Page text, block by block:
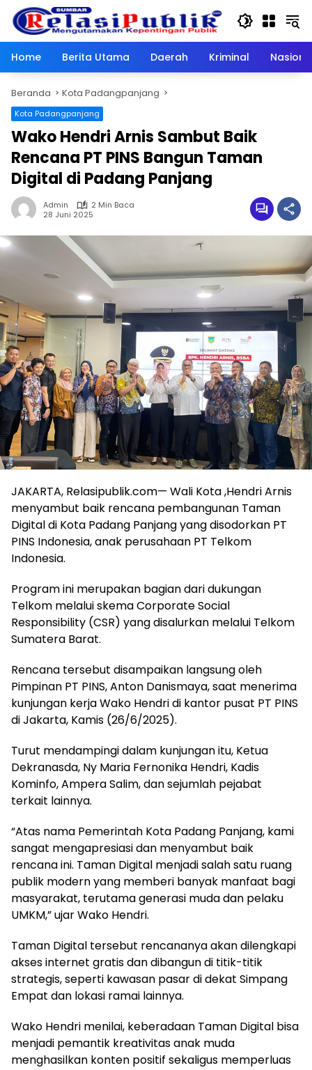
Langsung
konten
Home
Berita Utama Daerah Kriminal
Beranda Kota Padangpanjang
Kota Padangpanjang
Wako Hendri Arnis Sambut Baik
Rencana PT PINS Bangun Taman
Digital di Padang Panjang
Admin
2 Min Baca
28 Juni 2025
JAKARTA, Relasipublik.com— Wali Kota ,Hendri Arnis
menyambut baik rencana pembangunan Taman
Digital di Kota Padang Panjang yang disodorkan PT
PINS Indonesia, anak perusahaan PT Telkom
Indonesia.
Program ini merupakan bagian dari dukungan
Telkom melalui skema Corporate Social
Responsibility (CSR) yang disalurkan melalui Telkom
Sumatera Barat.
Rencana tersebut disampaikan langsung oleh
Pimpinan PT PINS, Anton Danismaya, saat menerima
kunjungan kerja Wako Hendri di kantor pusat PT PINS
di Jakarta, Kamis (26/6/2025).
Turut mendampingi dalam kunjungan itu, Ketua
Dekranasda, Ny Maria Fernonika Hendri, Kadis
Kominfo, Ampera Salim, dan sejumlah pejabat
terkait lainnya.
“Atas nama Pemerintah Kota Padang Panjang, kami
sangat mengapresiasi dan menyambut baik
rencana ini. Taman Digital menjadi salah satu ruang
publik modern yang memberi banyak manfaat bagi
masyarakat, terutama generasi muda dan pelaku
UMKM,” ujar Wako Hendri.
Taman Digital tersebut rencananya akan dilengkapi
akses internet gratis dan dibangun di titik-titik
strategis, seperti kawasan pasar di dekat Simpang
Empat dan lokasi ramai lainnya.
Wako Hendri menilai, keberadaan Taman Digital bisa
menjadi pemantik kreativitas anak muda
menghasilkan konten positif sekaligus memperluas